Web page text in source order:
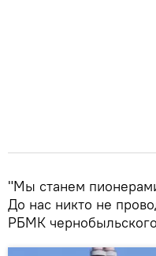
"Мы станем
До нас никто не
РБМК